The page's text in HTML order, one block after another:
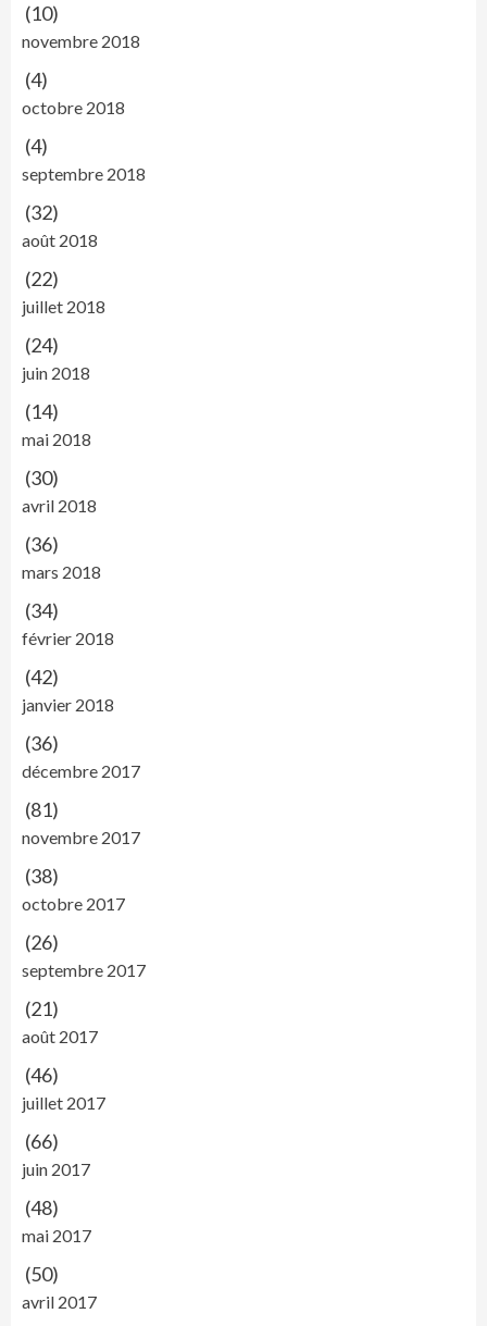
(10)
novembre 2018
(4)
octobre 2018
(4)
septembre 2018
(32)
août 2018
(22)
juillet 2018
(24)
juin 2018
(14)
mai 2018
(30)
avril 2018
(36)
mars 2018
(34)
février 2018
(42)
janvier 2018
(36)
décembre 2017
(81)
novembre 2017
(38)
octobre 2017
(26)
septembre 2017
(21)
août 2017
(46)
juillet 2017
(66)
juin 2017
(48)
mai 2017
(50)
avril 2017